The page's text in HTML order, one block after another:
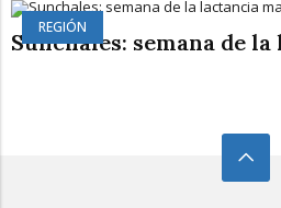
REGIÓN
Sunchales: semana de